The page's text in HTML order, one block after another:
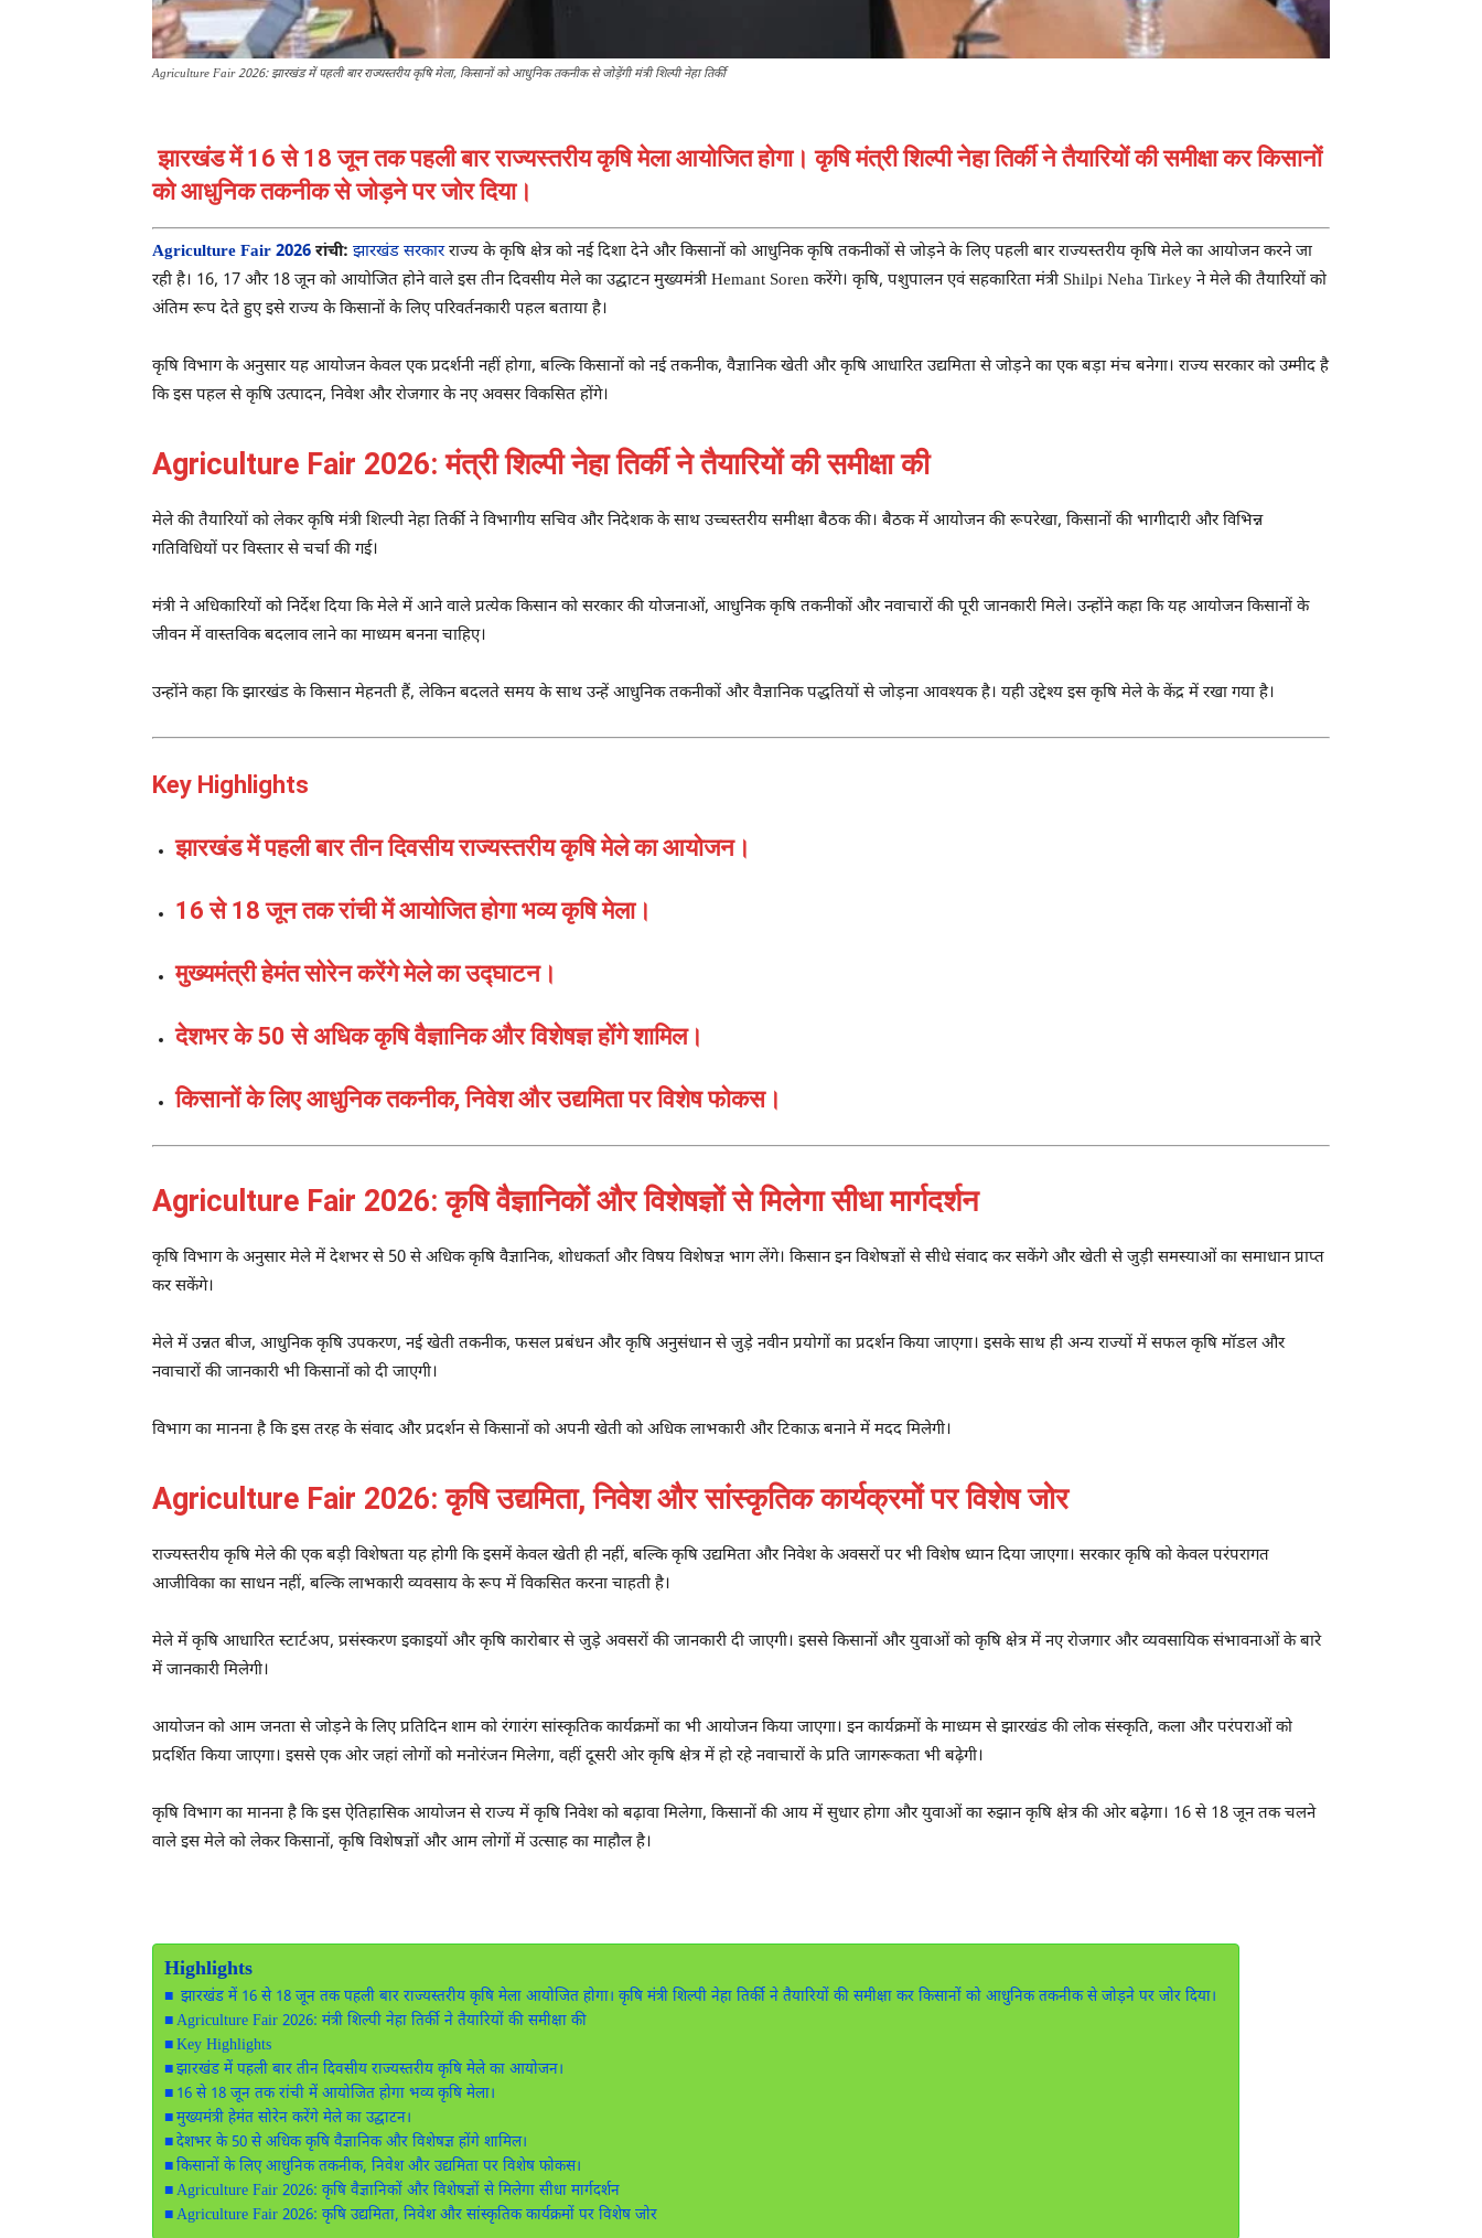
Agriculture Fair 2026: झारखंड में पहली बार राज्यस्तरीय कृषि मेला, किसानों को आधुनिक तकनीक से जोड़ेंगी मंत्री शिल्पी नेहा तिर्की
झारखंड में 16 से 18 जून तक पहली बार राज्यस्तरीय कृषि मेला आयोजित होगा। कृषि मंत्री शिल्पी नेहा तिर्की ने तैयारियों की समीक्षा कर किसानों
को आधुनिक तकनीक से जोड़ने पर जोर दिया।
Agriculture Fair 2026 रांची: झारखंड सरकारराज्य के कृषि क्षेत्र को नई दिशा देने और किसानों को आधुनिक कृषि तकनीकों से जोड़ने के लिए पहली बार राज्यस्तरीय कृषि मेले का आयोजन करने जा
रही है। 16, 17 और 18 जून को आयोजित होने वाले इस तीन दिवसीय मेले का उद्घाटन मुख्यमंत्री Hemant Soren करेंगे। कृषि, पशुपालन एवं सहकारिता मंत्री Shilpi Neha Tirkey ने मेले की तैयारियों को
अंतिम रूप देते हुए इसे राज्य के किसानों के लिए परिवर्तनकारी पहल बताया है।
कृषि विभाग के अनुसार यह आयोजन केवल एक प्रदर्शनी नहीं होगा, बल्कि किसानों को नई तकनीक, वैज्ञानिक खेती और कृषि आधारित उद्यमिता से जोड़ने का एक बड़ा मंच बनेगा। राज्य सरकार को उम्मीद है
कि इस पहल से कृषि उत्पादन, निवेश और रोजगार के नए अवसर विकसित होंगे।
Agriculture Fair 2026: मंत्री शिल्पी नेहा तिर्की ने तैयारियों की समीक्षा की
मेले की तैयारियों को लेकर कृषि मंत्री शिल्पी नेहा तिर्की ने विभागीय सचिव और निदेशक के साथ उच्चस्तरीय समीक्षा बैठक की। बैठक में आयोजन की रूपरेखा, किसानों की भागीदारी और विभिन्न
गतिविधियों पर विस्तार से चर्चा की गई।
मंत्री ने अधिकारियों को निर्देश दिया कि मेले में आने वाले प्रत्येक किसान को सरकार की योजनाओं, आधुनिक कृषि तकनीकों और नवाचारों की पूरी जानकारी मिले। उन्होंने कहा कि यह आयोजन किसानों के
जीवन में वास्तविक बदलाव लाने का माध्यम बनना चाहिए।
उन्होंने कहा कि झारखंड के किसान मेहनती हैं, लेकिन बदलते समय के साथ उन्हें आधुनिक तकनीकों और वैज्ञानिक पद्धतियों से जोड़ना आवश्यक है। यही उद्देश्य इस कृषि मेले के केंद्र में रखा गया है।
Key Highlights
झारखंड में पहली बार तीन दिवसीय राज्यस्तरीय कृषि मेले का आयोजन।
16 से 18 जून तक रांची में आयोजित होगा भव्य कृषि मेला।
मुख्यमंत्री हेमंत सोरेन करेंगे मेले का उद्घाटन।
देशभर के 50 से अधिक कृषि वैज्ञानिक और विशेषज्ञ होंगे शामिल।
किसानों के लिए आधुनिक तकनीक, निवेश और उद्यमिता पर विशेष फोकस।
Agriculture Fair 2026: कृषि वैज्ञानिकों और विशेषज्ञों से मिलेगा सीधा मार्गदर्शन
कृषि विभाग के अनुसार मेले में देशभर से 50 से अधिक कृषि वैज्ञानिक, शोधकर्ता और विषय विशेषज्ञ भाग लेंगे। किसान इन विशेषज्ञों से सीधे संवाद कर सकेंगे और खेती से जुड़ी समस्याओं का समाधान प्राप्त
कर सकेंगे।
मेले में उन्नत बीज, आधुनिक कृषि उपकरण, नई खेती तकनीक, फसल प्रबंधन और कृषि अनुसंधान से जुड़े नवीन प्रयोगों का प्रदर्शन किया जाएगा। इसके साथ ही अन्य राज्यों में सफल कृषि मॉडल और
नवाचारों की जानकारी भी किसानों को दी जाएगी।
विभाग का मानना है कि इस तरह के संवाद और प्रदर्शन से किसानों को अपनी खेती को अधिक लाभकारी और टिकाऊ बनाने में मदद मिलेगी।
Agriculture Fair 2026: कृषि उद्यमिता, निवेश और सांस्कृतिक कार्यक्रमों पर विशेष जोर
राज्यस्तरीय कृषि मेले की एक बड़ी विशेषता यह होगी कि इसमें केवल खेती ही नहीं, बल्कि कृषि उद्यमिता और निवेश के अवसरों पर भी विशेष ध्यान दिया जाएगा। सरकार कृषि को केवल परंपरागत
आजीविका का साधन नहीं, बल्कि लाभकारी व्यवसाय के रूप में विकसित करना चाहती है।
मेले में कृषि आधारित स्टार्टअप, प्रसंस्करण इकाइयों और कृषि कारोबार से जुड़े अवसरों की जानकारी दी जाएगी। इससे किसानों और युवाओं को कृषि क्षेत्र में नए रोजगार और व्यवसायिक संभावनाओं के बारे
में जानकारी मिलेगी।
आयोजन को आम जनता से जोड़ने के लिए प्रतिदिन शाम को रंगारंग सांस्कृतिक कार्यक्रमों का भी आयोजन किया जाएगा। इन कार्यक्रमों के माध्यम से झारखंड की लोक संस्कृति, कला और परंपराओं को
प्रदर्शित किया जाएगा। इससे एक ओर जहां लोगों को मनोरंजन मिलेगा, वहीं दूसरी ओर कृषि क्षेत्र में हो रहे नवाचारों के प्रति जागरूकता भी बढ़ेगी।
कृषि विभाग का मानना है कि इस ऐतिहासिक आयोजन से राज्य में कृषि निवेश को बढ़ावा मिलेगा, किसानों की आय में सुधार होगा और युवाओं का रुझान कृषि क्षेत्र की ओर बढ़ेगा। 16 से 18 जून तक चलने
वाले इस मेले को लेकर किसानों, कृषि विशेषज्ञों और आम लोगों में उत्साह का माहौल है।
Highlights
झारखंड में 16 से 18 जून तक पहली बार राज्यस्तरीय कृषि मेला आयोजित होगा। कृषि मंत्री शिल्पी नेहा तिर्की ने तैयारियों की समीक्षा कर किसानों को आधुनिक तकनीक से जोड़ने पर जोर दिया।
Agriculture Fair 2026: मंत्री शिल्पी नेहा तिर्की ने तैयारियों की समीक्षा की
Key Highlights
झारखंड में पहली बार तीन दिवसीय राज्यस्तरीय कृषि मेले का आयोजन।
16 से 18 जून तक रांची में आयोजित होगा भव्य कृषि मेला।
मुख्यमंत्री हेमंत सोरेन करेंगे मेले का उद्घाटन।
देशभर के 50 से अधिक कृषि वैज्ञानिक और विशेषज्ञ होंगे शामिल।
किसानों के लिए आधुनिक तकनीक, निवेश और उद्यमिता पर विशेष फोकस।
Agriculture Fair 2026: कृषि वैज्ञानिकों और विशेषज्ञों से मिलेगा सीधा मार्गदर्शन
Agriculture Fair 2026: कृषि उद्यमिता, निवेश और सांस्कृतिक कार्यक्रमों पर विशेष जोर